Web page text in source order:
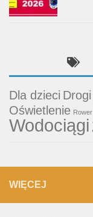
Dla dzieci Drogi
Oświetlenie Rower
Wodociągi
WIĘCEJ